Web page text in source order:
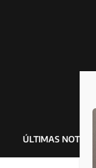
ÚLTIMAS NOTICIAS